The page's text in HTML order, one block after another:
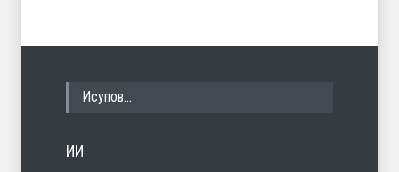
Исупов…
ИИ